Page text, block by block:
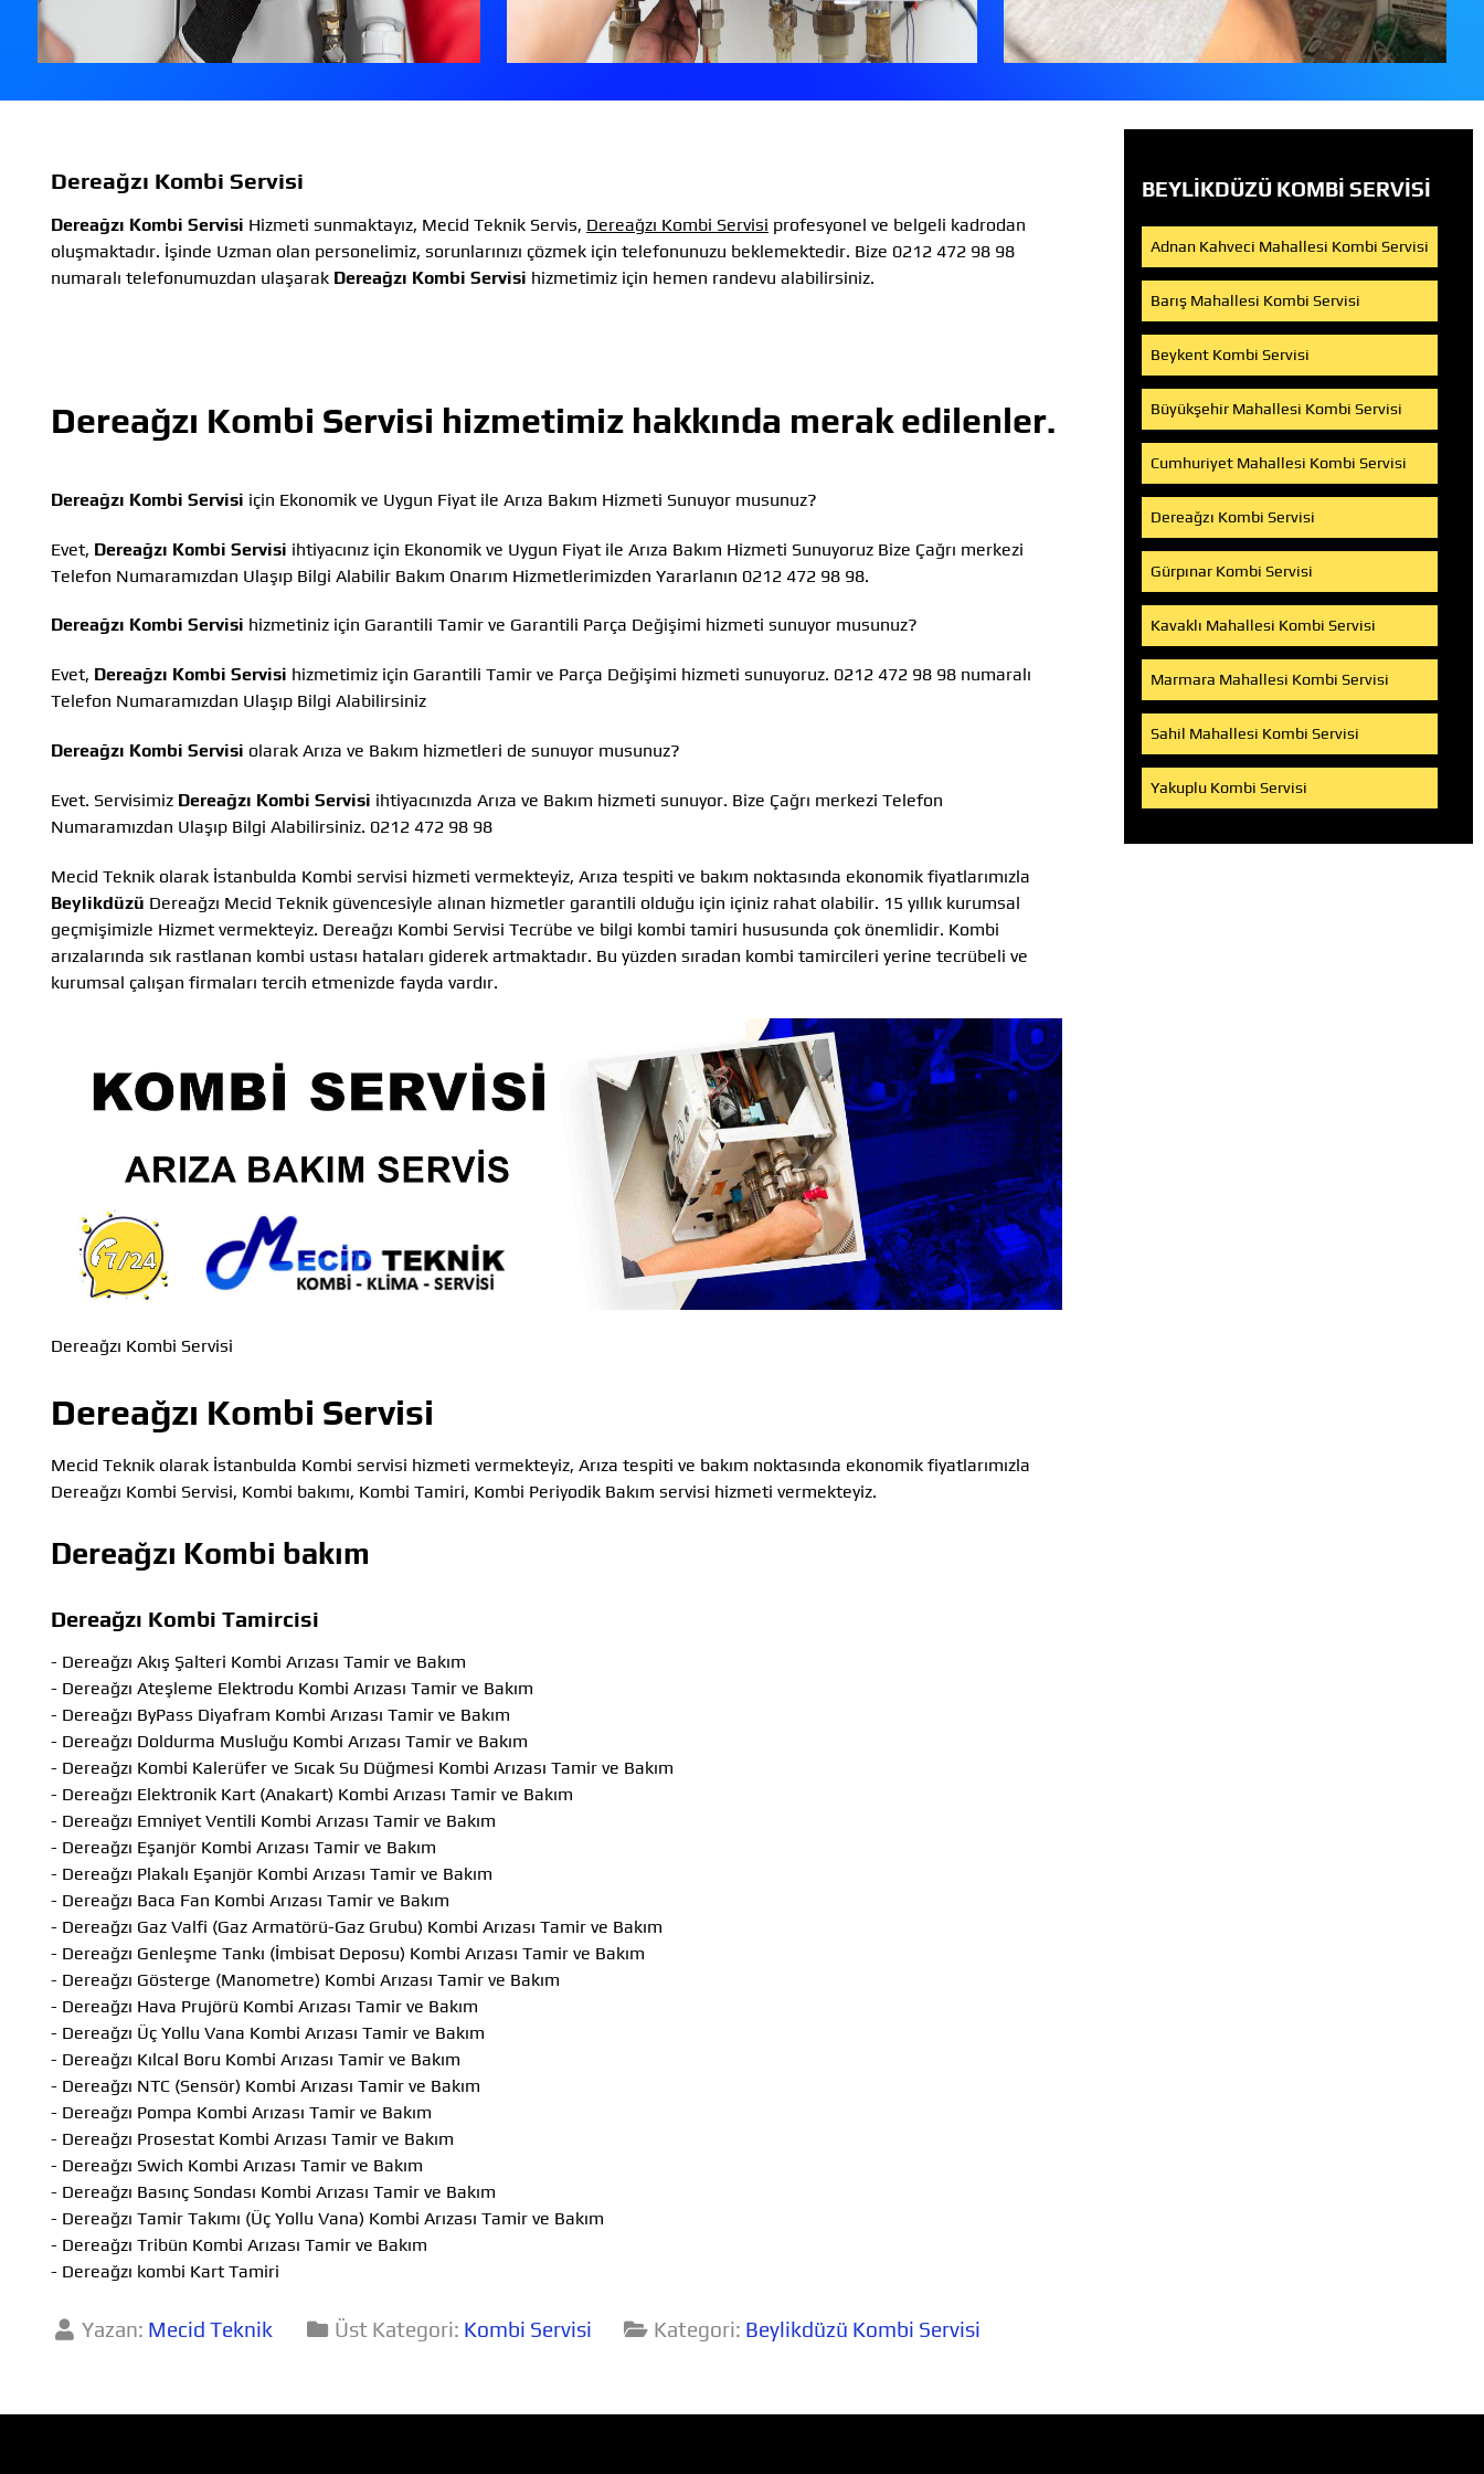
Dereağzı Kombi Servisi
Dereağzı Kombi Servisi Hizmeti sunmaktayız, Mecid Teknik Servis, Dereağzı Kombi Servisi profesyonel ve belgeli kadrodan
oluşmaktadır. İşinde Uzman olan personelimiz, sorunlarınızı çözmek için telefonunuzu beklemektedir. Bize 0212 472 98 98
numaralı telefonumuzdan ulaşarak Dereağzı Kombi Servisi hizmetimiz için hemen randevu alabilirsiniz.
Dereağzı Kombi Servisi hizmetimiz hakkında merak edilenler.
Dereağzı Kombi Servisi için Ekonomik ve Uygun Fiyat ile Arıza Bakım Hizmeti Sunuyor musunuz?
Evet, Dereağzı Kombi Servisi ihtiyacınız için Ekonomik ve Uygun Fiyat ile Arıza Bakım Hizmeti Sunuyoruz Bize Çağrı merkezi
Telefon Numaramızdan Ulaşıp Bilgi Alabilir Bakım Onarım Hizmetlerimizden Yararlanın 0212 472 98 98.
Dereağzı Kombi Servisi hizmetiniz için Garantili Tamir ve Garantili Parça Değişimi hizmeti sunuyor musunuz?
Evet, Dereağzı Kombi Servisi hizmetimiz için Garantili Tamir ve Parça Değişimi hizmeti sunuyoruz. 0212 472 98 98 numaralı
Telefon Numaramızdan Ulaşıp Bilgi Alabilirsiniz
Dereağzı Kombi Servisi olarak Arıza ve Bakım hizmetleri de sunuyor musunuz?
Evet. Servisimiz Dereağzı Kombi Servisi ihtiyacınızda Arıza ve Bakım hizmeti sunuyor. Bize Çağrı merkezi Telefon
Numaramızdan Ulaşıp Bilgi Alabilirsiniz. 0212 472 98 98
Mecid Teknik olarak İstanbulda Kombi servisi hizmeti vermekteyiz, Arıza tespiti ve bakım noktasında ekonomik fiyatlarımızla
Beylikdüzü Dereağzı Mecid Teknik güvencesiyle alınan hizmetler garantili olduğu için içiniz rahat olabilir. 15 yıllık kurumsal
geçmişimizle Hizmet vermekteyiz. Dereağzı Kombi Servisi Tecrübe ve bilgi kombi tamiri hususunda çok önemlidir. Kombi
arızalarında sık rastlanan kombi ustası hataları giderek artmaktadır. Bu yüzden sıradan kombi tamircileri yerine tecrübeli ve
kurumsal çalışan firmaları tercih etmenizde fayda vardır.
Dereağzı Kombi Servisi
Dereağzı Kombi Servisi
Mecid Teknik olarak İstanbulda Kombi servisi hizmeti vermekteyiz, Arıza tespiti ve bakım noktasında ekonomik fiyatlarımızla
Dereağzı Kombi Servisi, Kombi bakımı, Kombi Tamiri, Kombi Periyodik Bakım servisi hizmeti vermekteyiz.
Dereağzı Kombi bakım
Dereağzı Kombi Tamircisi
- Dereağzı Akış Şalteri Kombi Arızası Tamir ve Bakım
- Dereağzı Ateşleme Elektrodu Kombi Arızası Tamir ve Bakım
- Dereağzı ByPass Diyafram Kombi Arızası Tamir ve Bakım
- Dereağzı Doldurma Musluğu Kombi Arızası Tamir ve Bakım
- Dereağzı Kombi Kalerüfer ve Sıcak Su Düğmesi Kombi Arızası Tamir ve Bakım
- Dereağzı Elektronik Kart (Anakart) Kombi Arızası Tamir ve Bakım
- Dereağzı Emniyet Ventili Kombi Arızası Tamir ve Bakım
- Dereağzı Eşanjör Kombi Arızası Tamir ve Bakım
- Dereağzı Plakalı Eşanjör Kombi Arızası Tamir ve Bakım
- Dereağzı Baca Fan Kombi Arızası Tamir ve Bakım
- Dereağzı Gaz Valfi (Gaz Armatörü-Gaz Grubu) Kombi Arızası Tamir ve Bakım
- Dereağzı Genleşme Tankı (İmbisat Deposu) Kombi Arızası Tamir ve Bakım
- Dereağzı Gösterge (Manometre) Kombi Arızası Tamir ve Bakım
- Dereağzı Hava Prujörü Kombi Arızası Tamir ve Bakım
- Dereağzı Üç Yollu Vana Kombi Arızası Tamir ve Bakım
- Dereağzı Kılcal Boru Kombi Arızası Tamir ve Bakım
- Dereağzı NTC (Sensör) Kombi Arızası Tamir ve Bakım
- Dereağzı Pompa Kombi Arızası Tamir ve Bakım
- Dereağzı Prosestat Kombi Arızası Tamir ve Bakım
- Dereağzı Swich Kombi Arızası Tamir ve Bakım
- Dereağzı Basınç Sondası Kombi Arızası Tamir ve Bakım
- Dereağzı Tamir Takımı (Üç Yollu Vana) Kombi Arızası Tamir ve Bakım
- Dereağzı Tribün Kombi Arızası Tamir ve Bakım
- Dereağzı kombi Kart Tamiri
Yazan: Mecid Teknik Üst Kategori: Kombi Servisi Kategori: Beylikdüzü Kombi Servisi
BEYLIKDÜZÜ KOMBI SERVISI
Adnan Kahveci Mahallesi Kombi Servisi
Barış Mahallesi Kombi Servisi
Beykent Kombi Servisi
Büyükşehir Mahallesi Kombi Servisi
Cumhuriyet Mahallesi Kombi Servisi
Dereağzı Kombi Servisi
Gürpınar Kombi Servisi
Kavaklı Mahallesi Kombi Servisi
Marmara Mahallesi Kombi Servisi
Sahil Mahallesi Kombi Servisi
Yakuplu Kombi Servisi